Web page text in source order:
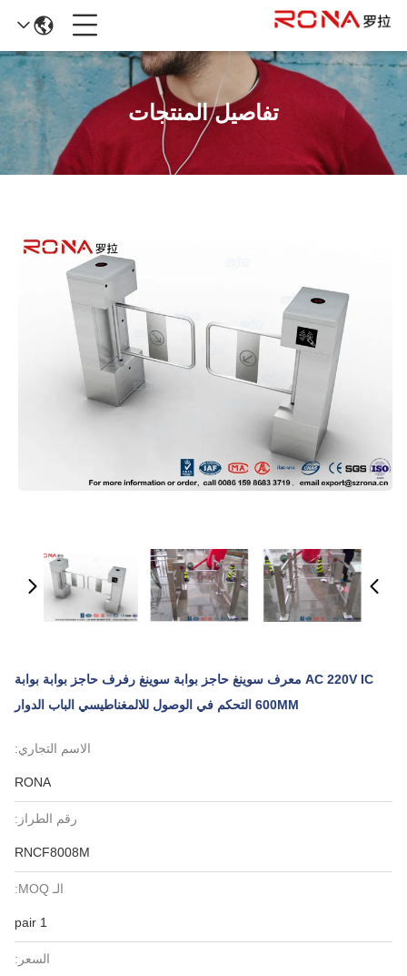
تفاصيل المنتجات
AC 220V IC معرف سوينغ حاجز بوابة سوينغ رفرف حاجز بوابة بوابة
600MM التحكم في الوصول للالمغناطيسي الباب الدوار
الاسم التجاري:
RONA
رقم الطراز:
RNCF8008M
الـ MOQ:
1 pair
السعر: